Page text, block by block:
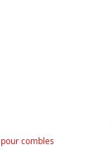
combles